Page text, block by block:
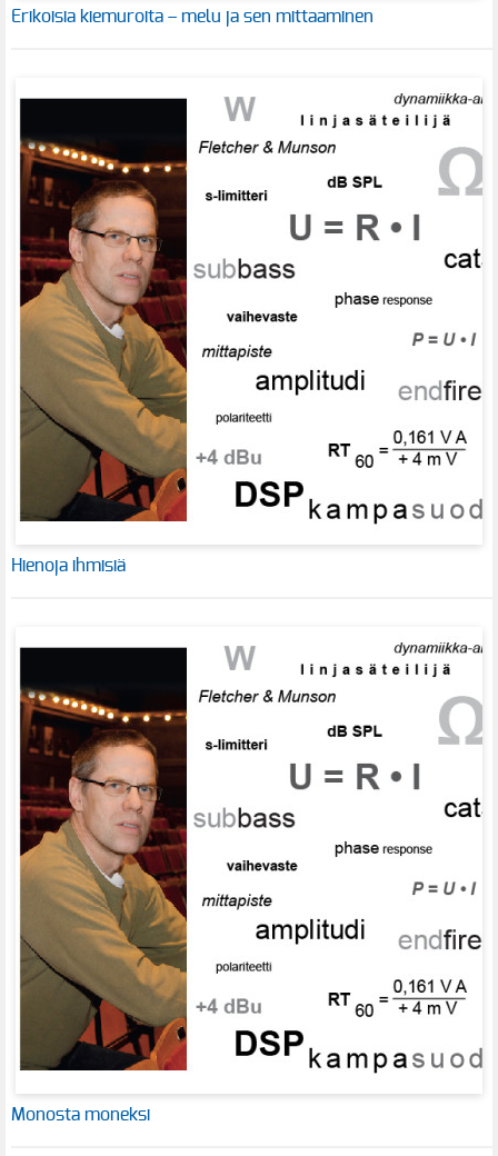
Erikoisia kiemuroita – melu ja sen mittaaminen
Hienoja ihmisiä
Monosta moneksi